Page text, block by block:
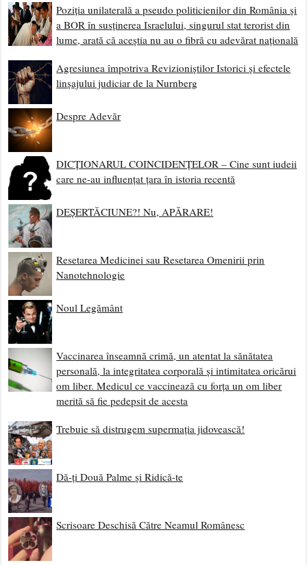
Poziția unilaterală a pseudo politicienilor din România și
a BOR în susținerea Israelului, singurul stat terorist din
lume, arată că aceștia nu au o fibră cu adevărat națională
Agresiunea împotriva Revizioniștilor Istorici și efectele
linșajului judiciar de la Nurnberg
Despre Adevăr
DICȚIONARUL COINCIDENȚELOR – Cine sunt iudeii
care ne-au influențat țara în istoria recentă
DEȘERTĂCIUNE?! Nu, APĂRARE!
Resetarea Medicinei sau Resetarea Omenirii prin
Nanotehnologie
Noul Legământ
Vaccinarea înseamnă crimă, un atentat la sănătatea
personală, la integritatea corporală și intimitatea oricărui
om liber. Medicul ce vaccinează cu forța un om liber
merită să fie pedepsit de acesta
Trebuie să distrugem supermația jidovească!
Dă-ți Două Palme și Ridică-te
Scrisoare Deschisă Către Neamul Românesc